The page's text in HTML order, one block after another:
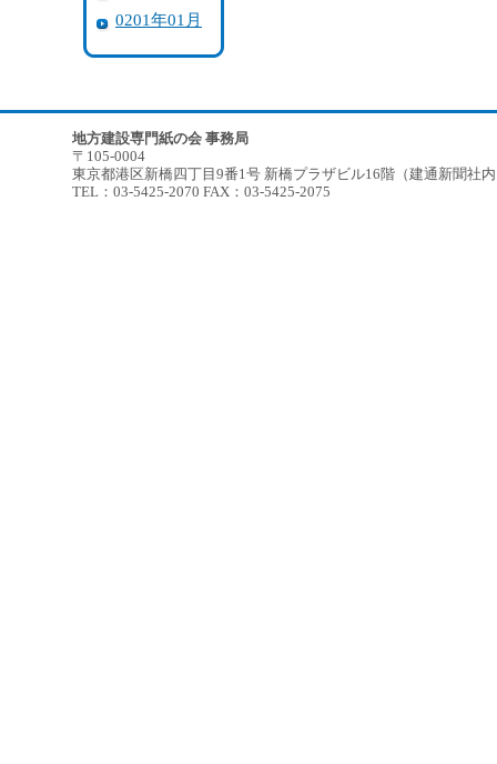
0201年01月
地方建設専門紙の会 事務局
〒105-0004
東京都港区新橋四丁目9番1号 新橋プラザビル16階（建通新聞社
TEL：03-5425-2070 FAX：03-5425-2075